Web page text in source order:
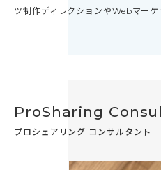
ツ制作ディレクションやWebマーケ
ProSharing
プロシェアリング コンサルタント